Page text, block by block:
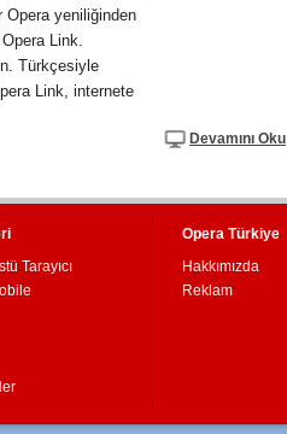
Opera yeniliğinden
Link.
Türkçesiyle
Link, internete
Devamını Oku
Tarayıcı
Opera Türkiye
Hakkımızda
Reklam